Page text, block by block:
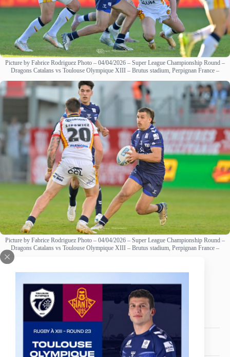
Picture by Fabrice Rodriguez Photo – 04/04/2026 – Super League Championship Round –
Dragons Catalans vs Toulouse Olympique XIII – Brutus stadium, Perpignan France –
Picture by Fabrice Rodriguez Photo – 04/04/2026 – Super League Championship Round –
Dragons Catalans vs Toulouse Olympique XIII – Brutus stadium, Perpignan France –
ans
Date de naissance
6 août 1998
Nationalité
Italie,
Australie
Arrière, Demi 183cm
Poids
86,5 Kg